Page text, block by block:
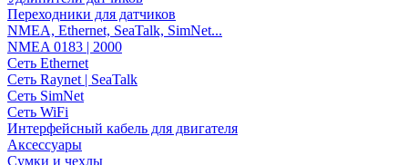
Переходники для датчиков
NMEA, Ethernet, SeaTalk, SimNet...
NMEA 0183 | 2000
Сеть Ethernet
Сеть Raynet | SeaTalk
Сеть SimNet
Сеть WiFi
Интерфейсный кабель для двигателя
Аксессуары
Сумки и чехлы